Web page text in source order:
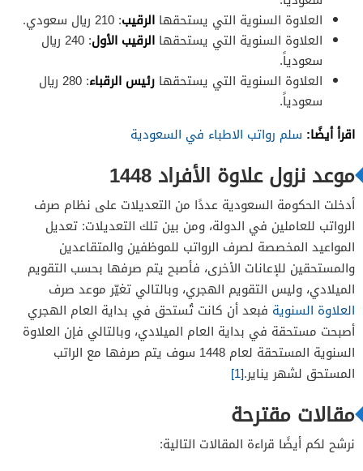
العلاوة السنوية التي يستحقها الرقيب: 210 ريال سعودي.
العلاوة السنوية التي يستحقها الرقيب الأول
: 240 ريال
سعودياً.
العلاوة السنوية التي يستحقها رئيس الرقباء
: 280 ريال
سعودياً.
اقرأ أيضًا: سلم رواتب الاطباء في السعودية
موعد نزول علاوة الأفراد 1448
أدخلت الحكومة السعودية عددًا من التعديلات على نظام صرف
الرواتب للعاملين في الدولة، ومن بين تلك التعديلات: تعديل
المواعيد المخصصة لصرف الرواتب للموظفين والمتقاعدين
والمستحقين للإعانات الأخرى، فأصبح يتم صرفها بحسب التقويم
الميلادي، وليس التقويم الهجري، وبالتالي تغيّر موعد صرف
العلاوة السنوية فبعد أن كانت تُستحق في بداية العام الهجري
أصبحت مستحقة في بداية العام الميلادي، وبالتالي فإن العلاوة
السنوية المستحقة لعام 1448 سوف يتم صرفها مع الراتب
المستحق لشهر يناير.[1]
مقالات مقترحة
نرشح لكم أيضًا قراءة المقالات التالية: